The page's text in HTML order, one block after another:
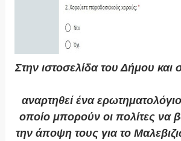
Στην ιστοσελίδα του Δήμου και
αναρτηθεί ένα
οποίο μπορούν οι πολίτες να
την άποψη τους για το